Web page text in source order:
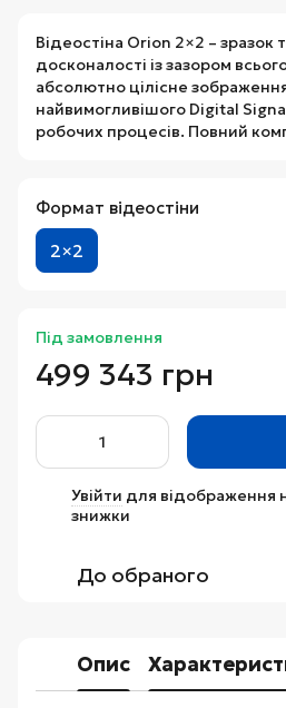
Відеостіна Orion 2×2 – зразок
досконалості із зазором
абсолютно цілісне
найвимогливішого Digital
робочих процесів. Повний
Формат відеостіни
2×2
Під замовлення
499 343 грн
Увійти для відображення
знижки
До обраного
Опис